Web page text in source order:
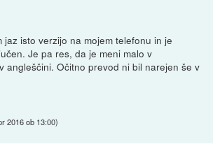
jaz isto verzijo na mojem telefonu in je
Je pa res, da je meni malo v
angleščini. Očitno prevod ni bil narejen še v
2016 ob 13:00)